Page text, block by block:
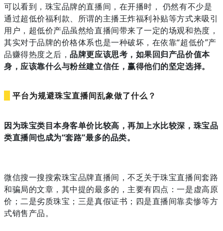
可以看到，珠宝品牌的直播间，在开播时， 仍然有不少是
通过超低价福利款、所谓的主播王炸福利补贴等方式来吸引
用户，超低价产品虽然给直播间带来了一定的场观和热度，
其实对于品牌的价格体系也是一种破坏，在依靠“超低价”产
品赚得热度之后，品牌更应该思考，如果回归产品价值本
身，应该靠什么与粉丝建立信任，赢得他们的坚定选择。
平台为规避珠宝直播间乱象做了什么？
因为珠宝类目本身客单价比较高，再加上水比较深，珠宝品
类直播间也成为“套路”最多的品类。
微信搜一搜搜索珠宝品牌直播间，不乏关于珠宝直播间套路
和骗局的文章，其中提的最多的，主要有四点：一是虚高原
价；二是劣质珠宝；三是真假证书；四是直播间靠卖惨等方
式销售产品。